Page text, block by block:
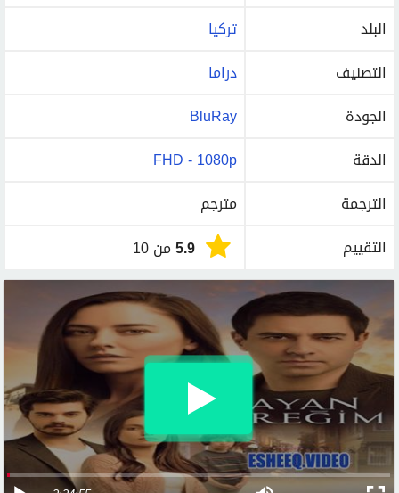
البلد
تركيا
التصنيف
دراما
الجودة
BluRay
الدقة
FHD - 1080p
الترجمة
مترجم
التقييم
5.9من 10